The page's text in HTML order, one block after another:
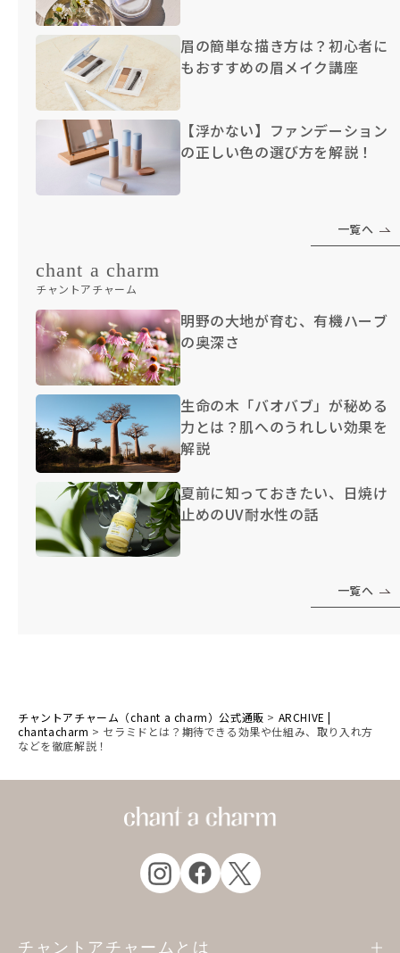
眉の簡単な描き方は？初心者に
もおすすめの眉メイク講座
【浮かない】ファンデーション
の正しい色の選び方を解説！
一覧へ
chant a charm
チャントアチャーム
明野の大地が育む、有機ハーブ
の奥深さ
生命の木「バオバブ」が秘める
力とは？肌へのうれしい効果を
解説
夏前に知っておきたい、日焼け
止めのUV耐水性の話
一覧へ
チャントアチャーム（chant a charm）公式通販 > ARCHIVE |
chantacharm > セラミドとは？期待できる効果や仕組み、取り入れ方
などを徹底解説！
チャントアチャームとは